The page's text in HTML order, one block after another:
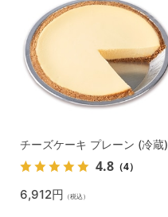
チーズケーキ プレーン (冷蔵)
4.8 （4）
6,912円 （税込）